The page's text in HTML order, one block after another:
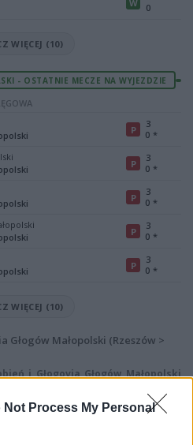
Not Process My Personal
W
0
WIĘCEJ (10)
- OSTATNIE MECZE NA WYJEZDZIE
P
3
0 *
P
3
0 *
P
3
0 *
P
3
0 *
P
3
0 *
WIĘCEJ (10)
Głogów Małopolski (Rzeszów >
i Głogovia Głogów Małopolski